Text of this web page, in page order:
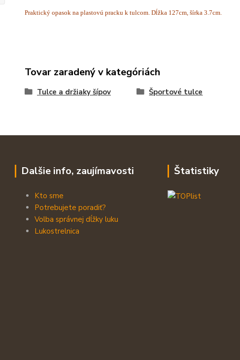
Praktický opasok na plastovú pracku k tulcom. Dĺžka 127cm, šírka 3.7cm.
Tovar zaradený v kategóriách
Tulce a držiaky šípov Športové tulce
Dalšie info, zaujímavosti
Kto sme
Potrebujete poradiť?
Volba správnej dĺžky luku
Lukostrelnica
Štatistiky